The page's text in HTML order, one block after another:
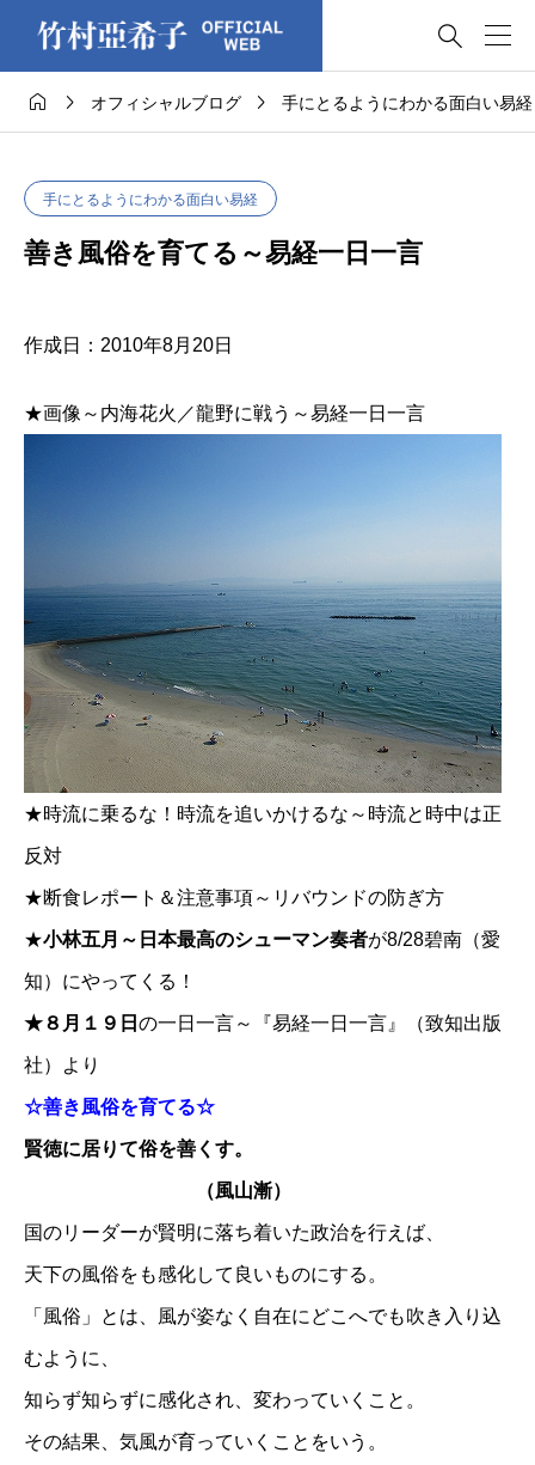

  オフィシャルブログ  手にとるようにわかる面白い易経
手にとるようにわかる面白い易経
善き風俗を育てる～易経一日一言
作成日：2010年8月20日
★画像～内海花火／龍野に戦う～易経一日一言
★時流に乗るな！時流を追いかけるな～時流と時中は正
反対
★断食レポート＆注意事項～リバウンドの防ぎ方
★小林五月～日本最高のシューマン奏者が8/28碧南（愛
知）にやってくる！
★８月１９日 の一日一言～『易経一日一言』（致知出版
社）より
☆善き風俗を育てる☆
賢徳に居りて俗を善くす。
（風山漸）
国のリーダーが賢明に落ち着いた政治を行えば、
天下の風俗をも感化して良いものにする。
「風俗」とは、風が姿なく自在にどこへでも吹き入り込
むように、
知らず知らずに感化され、変わっていくこと。
その結果、気風が育っていくことをいう。